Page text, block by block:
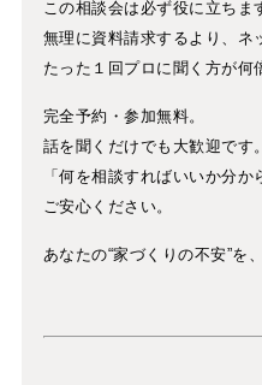
この相談会は必ず役に立ちま
無理に資料請求するより、ネ
たった１回プロに聞く方が何
完全予約・参加無料。
話を聞くだけでも大歓迎です。
「何を相談すればいいか分
ご安心ください。
あなたの“家づくりの不安”を